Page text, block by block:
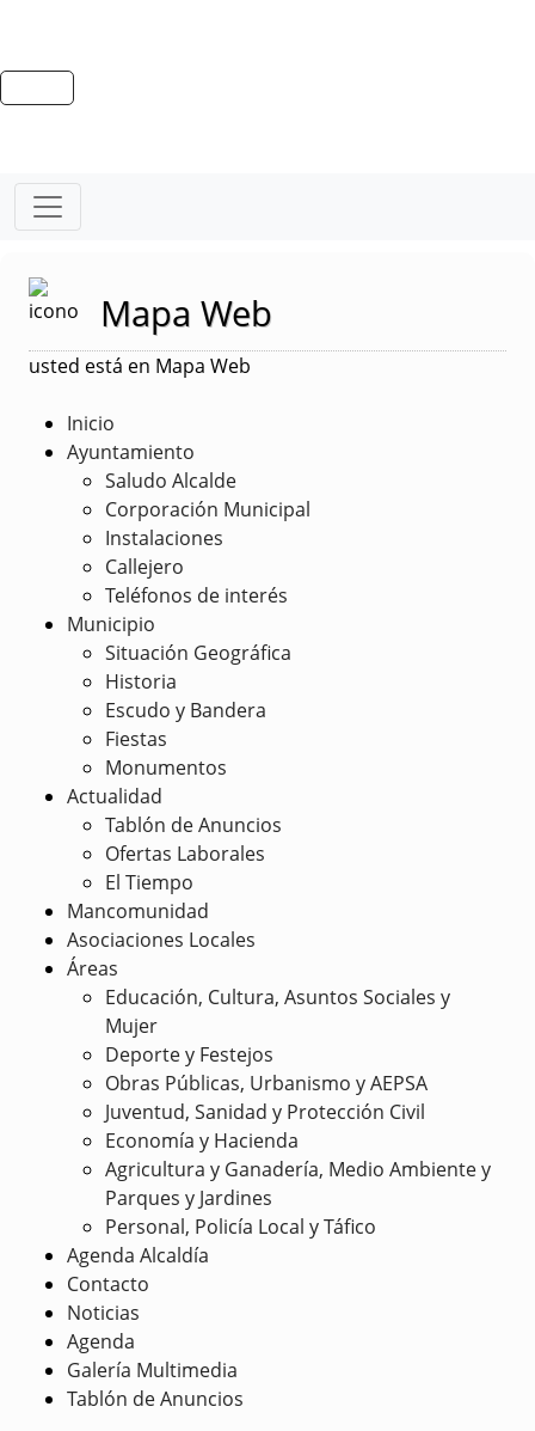
Mapa Web
usted está en Mapa Web
Inicio
Ayuntamiento
Saludo Alcalde
Corporación Municipal
Instalaciones
Callejero
Teléfonos de interés
Municipio
Situación Geográfica
Historia
Escudo y Bandera
Fiestas
Monumentos
Actualidad
Tablón de Anuncios
Ofertas Laborales
El Tiempo
Mancomunidad
Asociaciones Locales
Áreas
Educación, Cultura, Asuntos Sociales y
Mujer
Deporte y Festejos
Obras Públicas, Urbanismo y AEPSA
Juventud, Sanidad y Protección Civil
Economía y Hacienda
Agricultura y Ganadería, Medio Ambiente y
Parques y Jardines
Personal, Policía Local y Táfico
Agenda Alcaldía
Contacto
Noticias
Agenda
Galería Multimedia
Tablón de Anuncios